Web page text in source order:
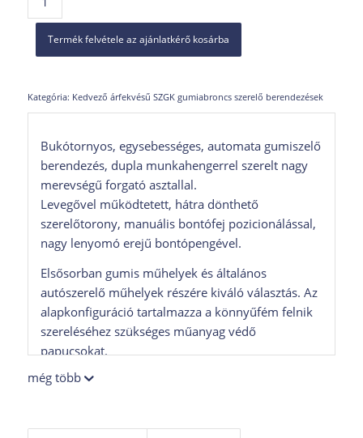
Termék felvétele az ajánlatkérő kosárba
Kategória: Kedvező árfekvésű SZGK gumiabroncs szerelő berendezések
Bukótornyos, egysebességes, automata gumiszelő
berendezés, dupla munkahengerrel szerelt nagy
merevségű forgató asztallal.
Levegővel működtetett, hátra dönthető
szerelőtorony, manuális bontófej pozicionálással,
nagy lenyomó erejű bontópengével.
Elsősorban gumis műhelyek és általános
autószerelő műhelyek részére kiváló választás. Az
alapkonfiguráció tartalmazza a könnyűfém felnik
szereléséhez szükséges műanyag védő
papucsokat.
Opcionálisan a berendezés elérhető kétsebességes
még több